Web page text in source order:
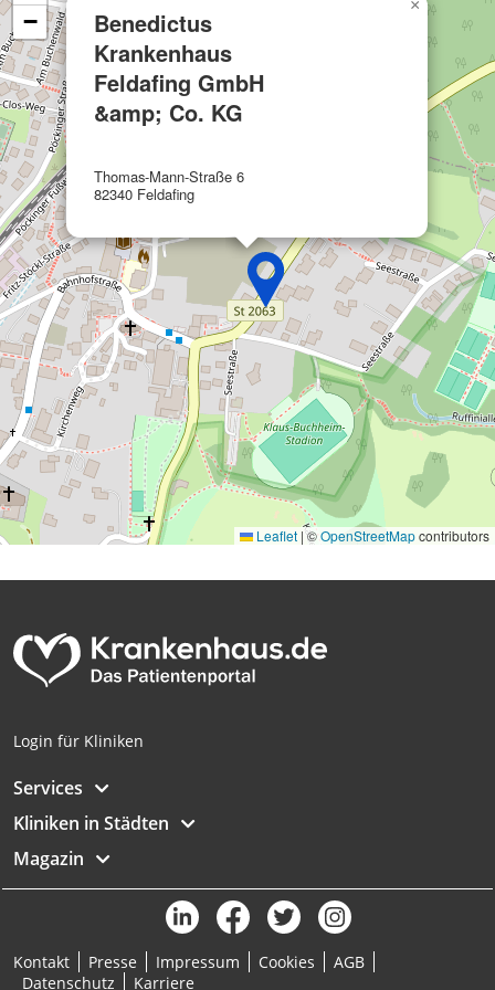
Benedictus
Krankenhaus
Feldafing GmbH
&amp; Co. KG
Thomas-Mann-Straße 6
82340 Feldafing
×
−
Leaflet |©OpenStreetMapcontributors
Login für Kliniken
Services
Kliniken in Städten
Magazin
Kontakt Presse Impressum Cookies
AGB
Datenschutz
Karriere
Funktional
Werbung